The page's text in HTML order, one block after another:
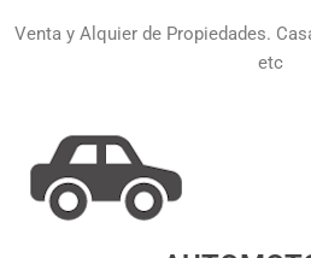
Venta y Alquier de Propiedades.
etc